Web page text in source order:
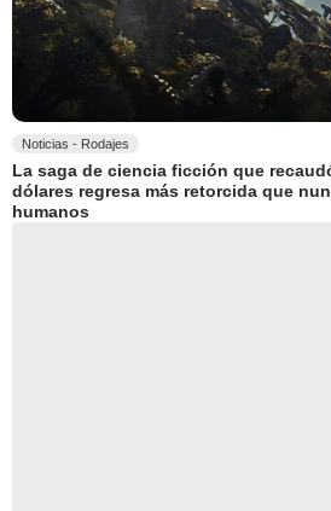
Noticias - Rodajes
La saga de ciencia ficción que
dólares regresa más retorcida que
humanos